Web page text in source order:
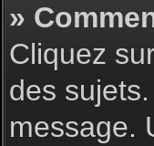
»
Cliquez
des
message.